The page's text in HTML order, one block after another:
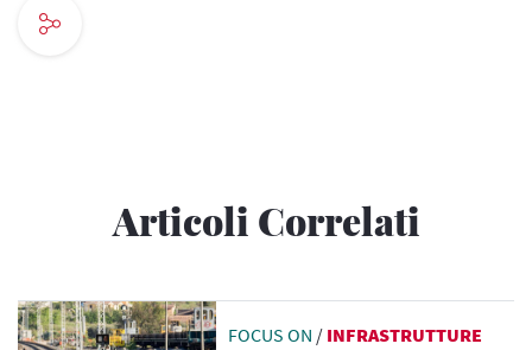
Articoli Correlati
FOCUS ON / INFRASTRUTTURE